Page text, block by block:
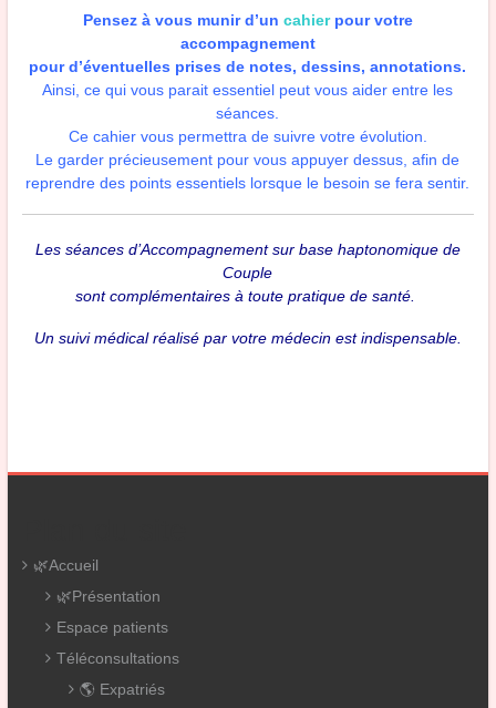
Pensez à vous munir d’un cahierpour votre
accompagnement
pour d’éventuelles prises de notes, dessins, annotations.
Ainsi, ce qui vous parait essentiel peut vous aider entre les
séances.
Ce cahier vous permettra de suivre votre évolution.
Le garder précieusement pour vous appuyer dessus, afin de
reprendre des points essentiels lorsque le besoin se fera sentir.
Les séances d’Accompagnement sur base haptonomique de
Couple
sont complémentaires à toute pratique de santé.
Un suivi médical réalisé par votre médecin est indispensable.
🌿Accueil
🌿Présentation
Espace patients
Téléconsultations
🌎 Expatriés